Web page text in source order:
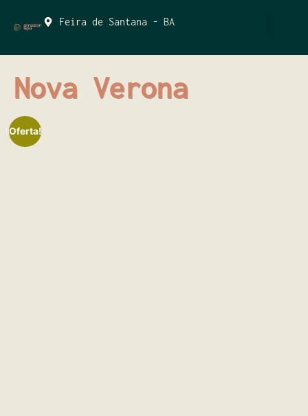
Feira de Santana - BA
Nova Verona
Oferta!